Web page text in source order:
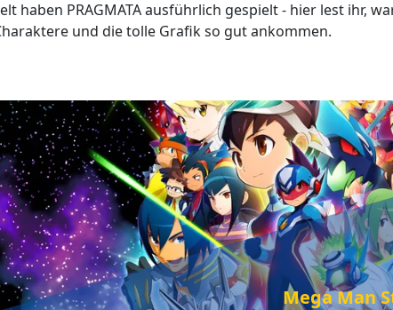
haben PRAGMATA ausführlich gespielt - hier lest ihr,
und die tolle Grafik so gut ankommen.
Mega Man